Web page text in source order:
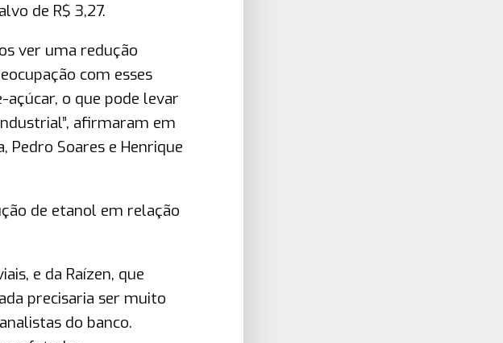
de R$ 3,27.
ver uma redução
com esses
açúcar, o que pode levar
afirmaram em
Soares e Henrique
de etanol em relação
e da Raízen, que
precisaria ser muito
do banco.